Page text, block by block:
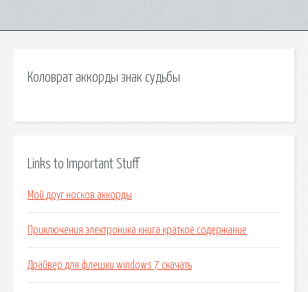
Коловрат аккорды знак судьбы
Links to Important Stuff
Мой друг носков аккорды
Приключения электроника книга краткое содержание
Драйвер для флешки windows 7 скачать